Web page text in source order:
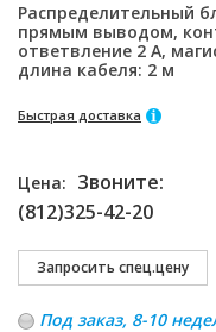
Распределительный
прямым выводом,
ответвление 2 А,
длина кабеля: 2 м
Быстрая доставка
Цена: Звоните:
(812)325-42-20
Под заказ, 8-10